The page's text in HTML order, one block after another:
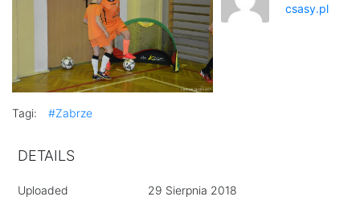
csasy.pl
Tagi: #Zabrze
DETAILS
Uploaded 29 Sierpnia 2018